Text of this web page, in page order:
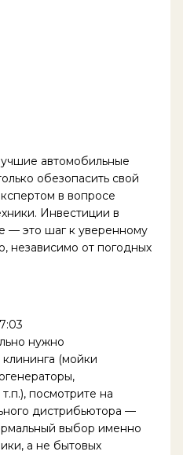
автомобильные
обезопасить свой
в вопросе
Инвестиции в
— это шаг к уверенному
независимо от погодных
нужно
(мойки
посмотрите на
дистрибьютора —
выбор именно
а не бытовых